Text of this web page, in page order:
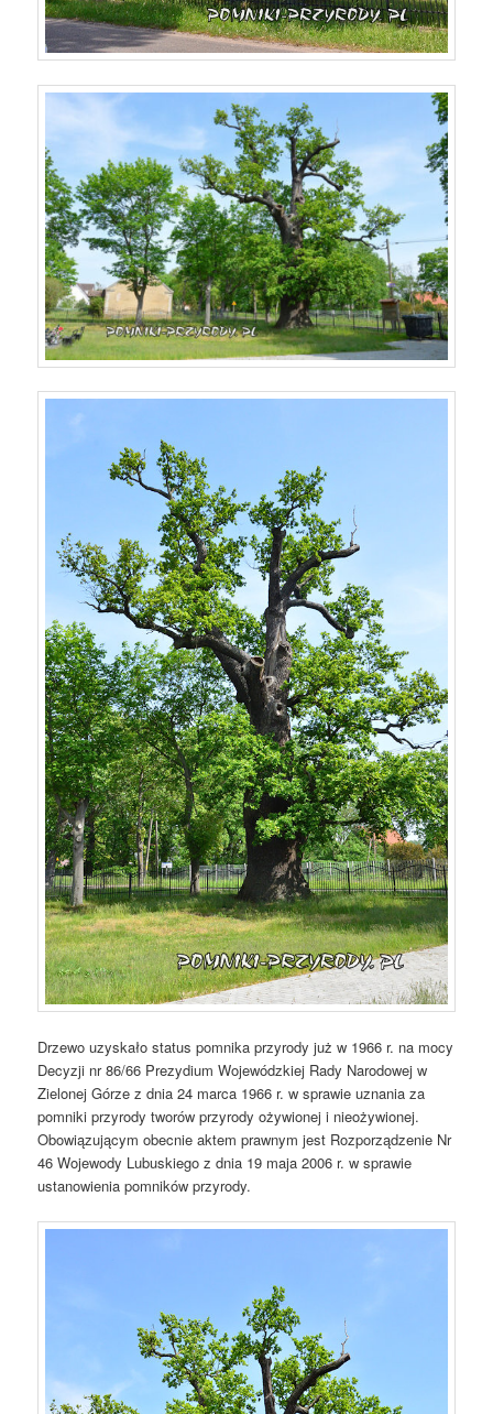
Drzewo uzyskało status pomnika przyrody już w 1966 r. na mocy
Decyzji nr 86/66 Prezydium Wojewódzkiej Rady Narodowej w
Zielonej Górze z dnia 24 marca 1966 r. w sprawie uznania za
pomniki przyrody tworów przyrody ożywionej i nieożywionej.
Obowiązującym obecnie aktem prawnym jest Rozporządzenie Nr
46 Wojewody Lubuskiego z dnia 19 maja 2006 r. w sprawie
ustanowienia pomników przyrody.